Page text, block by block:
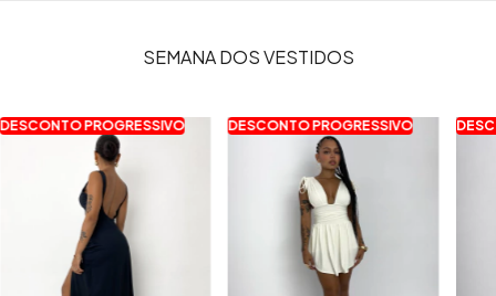
SEMANA DOS VESTIDOS
DESCONTO PROGRESSIVO DESCONTO PROGRESSIVO